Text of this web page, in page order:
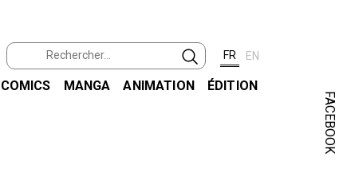
FR EN
COMICS MANGA ANIMATION ÉDITION
FACEBOOK